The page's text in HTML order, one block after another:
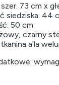
73 cm x
siedziska: 44
50 cm
czarny
tkanina a'la